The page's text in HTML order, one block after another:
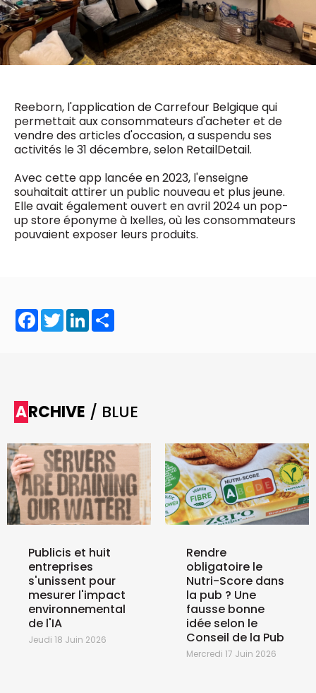
Reeborn, l'application de Carrefour Belgique qui
permettait aux consommateurs d'acheter et de
vendre des articles d'occasion, a suspendu ses
activités le 31 décembre, selon RetailDetail.
Avec cette app lancée en 2023, l'enseigne
souhaitait attirer un public nouveau et plus jeune.
Elle avait également ouvert en avril 2024 un pop-
up store éponyme à Ixelles, où les consommateurs
pouvaient exposer leurs produits.
Facebook
TwitterLinkedIn
ARCHIVE / BLUE
Publicis et huit
entreprises
s'unissent pour
mesurer l'impact
environnemental
de l'IA
Jeudi 18 Juin 2026
Rendre
obligatoire le
Nutri-Score dans
la pub ? Une
fausse bonne
idée selon le
Conseil de la Pub
Mercredi 17 Juin 2026
0498 88 64 89
f.bouchar@mm.be
Chief Editor
g.byl@mm.be
Chief Editor
Damien Lemaire
d.lemaire@mm.be
VALIDER
NOTRE CONTENU DIGITAL :
Daily
access
5 x week
MM e - News
1 x week
MM Brunch
1 x week
MM Tech
10 x year
Research
10 x year
MM Blue
4 x year
MM Magazine
(digital)